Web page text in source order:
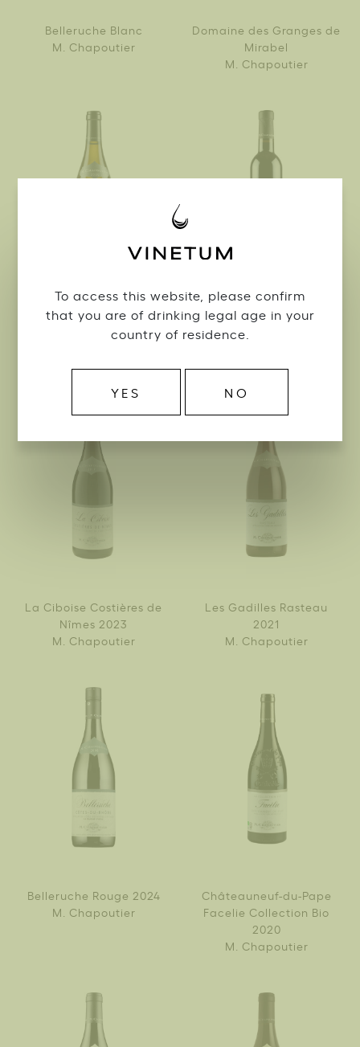
To access this website, please confirm
that you are of drinking legal age in your
country of residence.
YES NO
Belleruche Blanc
M. Chapoutier
Domaine des Granges de
Mirabel
M. Chapoutier
Les Tanneurs Saint-Péray
Bila-Haut Banyuls
M. Chapoutier
La Ciboise Costières de
Nîmes 2023
M. Chapoutier
Les Gadilles Rasteau
2021
M. Chapoutier
Belleruche Rouge 2024
M. Chapoutier
Châteauneuf-du-Pape
Facelie Collection Bio
2020
M. Chapoutier